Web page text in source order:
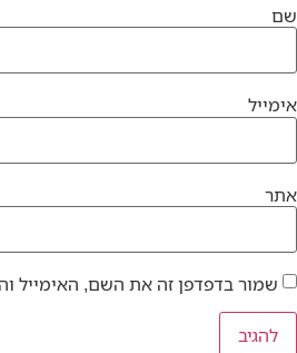
שם
אימייל
אתר
שמור בדפדפן זה את השם, האימייל